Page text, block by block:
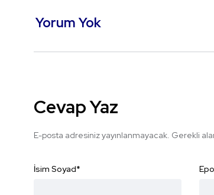
Yorum Yok
Cevap Yaz
E-posta adresiniz yayınlanmayacak. Gerekli
İsim Soyad*